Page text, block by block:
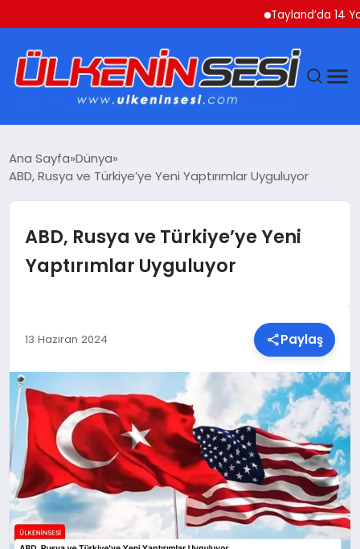
Tayland’da 14
EKONOMI
GÜNDEM
MAGAZIN
SPOR
TEKNOLOJI
YAŞAM
MALATYA HABERLERI
Ana Sayfa Dünya
ABD, Rusya ve Türkiye’ye Yeni Yaptırımlar Uyguluyor
ABD, Rusya ve Türkiye’ye Yeni
Yaptırımlar Uyguluyor
13 Haziran 2024 Paylaş